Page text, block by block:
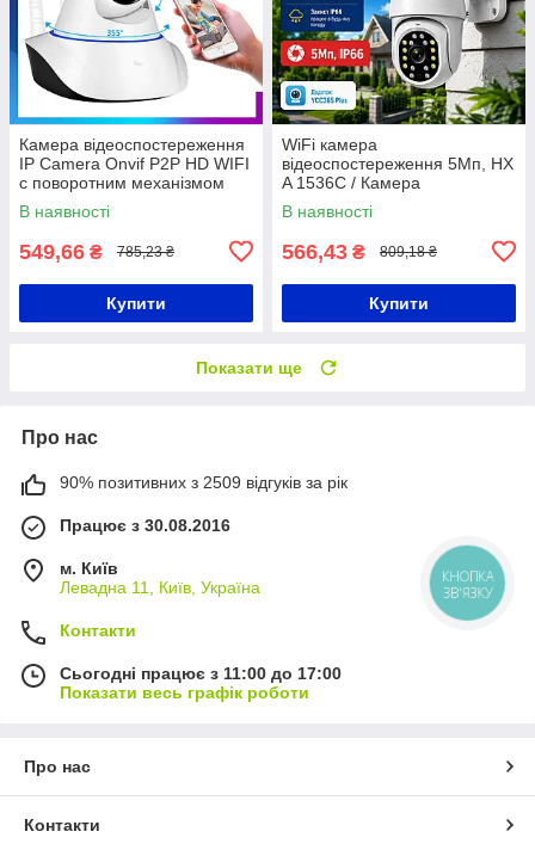
Камера відеоспостереження
IP Camera Onvif P2P HD WIFI
c поворотним механізмом
В наявності
549,66 ₴ 785,23 ₴
Купити
WiFi камера
відеоспостереження 5Мп, HX
A 1536C / Камера
відеонагляду / Поворотна IP
відеокамера / Вайфай
В наявності
566,43 ₴ 809,18 ₴
Купити
Показати ще
Про нас
90% позитивних з 2509 відгуків за рік
Працює з 30.08.2016
м. Київ
Левадна 11, Київ, Україна
Контакти
Сьогодні працює з 11:00 до 17:00
Показати весь графік роботи
Про нас
Контакти
КНОПКА
ЗВ'ЯЗКУ